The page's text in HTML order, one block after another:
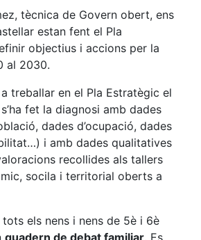
tècnica de Govern obert, ens
estan fent el Pla
objectius i accions per la
al 2030.
treballar en el Pla Estratègic el
fet la diagnosi amb dades
dades d’ocupació, dades
i amb dades qualitatives
recollides als tallers
socila i territorial oberts a
els nens i nens de 5è i 6è
quadern de debat familiar. Es